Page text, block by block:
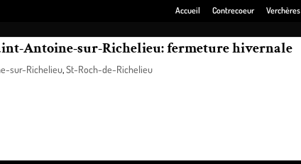
Accueil Contrecoeur Verchères
Antoine-sur-Richelieu: fermeture hivernale
sur-Richelieu,St-Roch-de-Richelieu